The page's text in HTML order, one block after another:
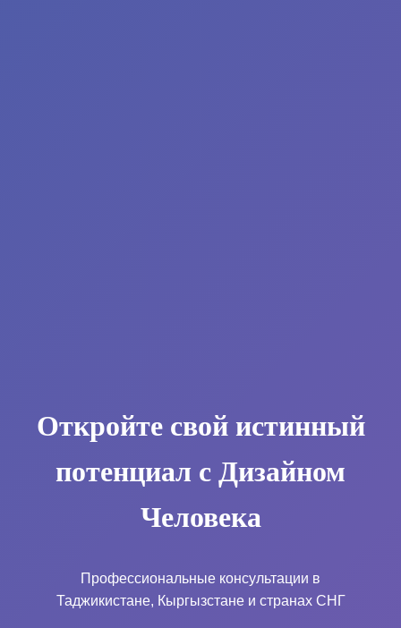
Откройте свой истинный
потенциал с Дизайном
Человека
Профессиональные консультации в
Таджикистане, Кыргызстане и странах СНГ